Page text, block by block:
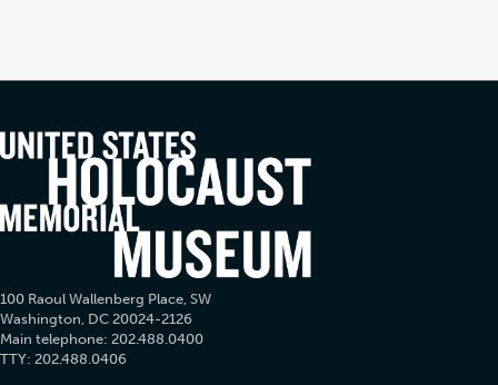
100 Raoul Wallenberg Place, SW
Washington, DC 20024-2126
Main telephone: 202.488.0400
TTY: 202.488.0406